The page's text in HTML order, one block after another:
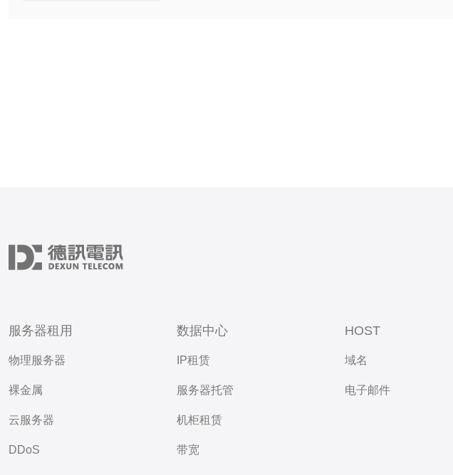
服务器租用
物理服务器
裸金属
云服务器
DDoS
数据中心
IP租赁
服务器托管
机柜租赁
带宽
HOST
域名
电子邮件